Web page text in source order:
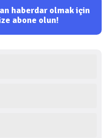
haberdar olmak için
abone olun!